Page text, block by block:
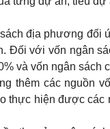
địa phương đối
Đối với vốn ngân
và vốn ngân sách
thêm các nguồn
thực hiện được các